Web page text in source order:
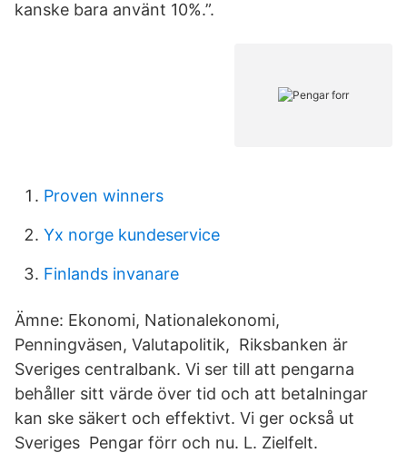
kanske bara använt 10%.”.
Proven winners
Yx norge kundeservice
Finlands invanare
Ämne: Ekonomi, Nationalekonomi,
Penningväsen, Valutapolitik, Riksbanken är
Sveriges centralbank. Vi ser till att pengarna
behåller sitt värde över tid och att betalningar
kan ske säkert och effektivt. Vi ger också ut
Sveriges Pengar förr och nu. L. Zielfelt.